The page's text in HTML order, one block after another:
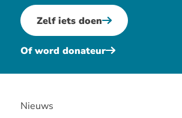
Zelf iets doen
Of word donateur
Nieuws